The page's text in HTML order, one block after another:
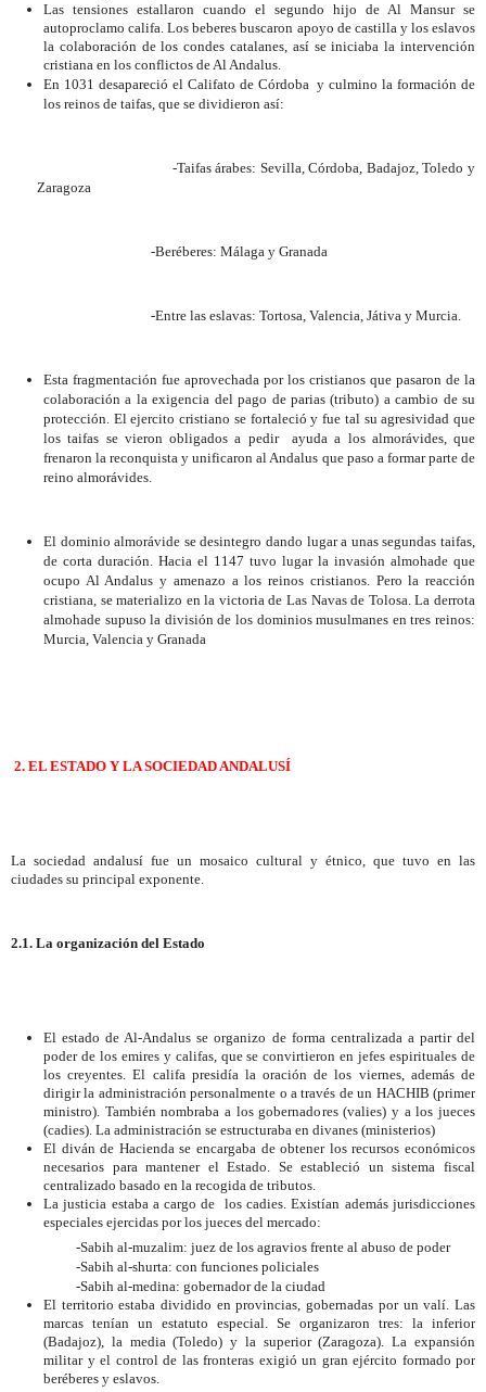
Las tensiones estallaron cuando el segundo hijo de Al Mansur se
autoproclamo califa. Los beberes buscaron apoyo de castilla y los eslavos
la colaboración de los condes catalanes, así se iniciaba la intervención
cristiana en los conflictos de Al Andalus.
En 1031 desapareció el Califato de Córdoba y culmino la formación de
los reinos de taifas, que se dividieron así:
-Taifas árabes: Sevilla, Córdoba, Badajoz, Toledo y
Zaragoza
-Beréberes: Málaga y Granada
-Entre las eslavas: Tortosa, Valencia, Játiva y Murcia.
Esta fragmentación fue aprovechada por los cristianos que pasaron de la
colaboración a la exigencia del pago de parias (tributo) a cambio de su
protección. El ejercito cristiano se fortaleció y fue tal su agresividad que
los taifas se vieron obligados a pedir
ayuda a los almorávides, que
frenaron la reconquista y unificaron al Andalus que paso a formar parte de
reino almorávides.
El dominio almorávide se desintegro dando lugar a unas segundas taifas,
de corta duración. Hacia el 1147 tuvo lugar la invasión almohade que
ocupo Al Andalus y amenazo a los reinos cristianos. Pero la reacción
cristiana, se materializo en la victoria de Las Navas de Tolosa. La derrota
almohade supuso la división de los dominios musulmanes en tres reinos:
Murcia, Valencia y Granada
2. EL ESTADO Y LA SOCIEDAD ANDALUSÍ
La sociedad andalusí fue un mosaico cultural y étnico, que tuvo en las
ciudades su principal exponente.
2.1. La organización del Estado
El estado de Al-Andalus se organizo de forma centralizada a partir del
poder de los emires y califas, que se convirtieron en jefes espirituales de
los creyentes. El califa presidía la oración de los viernes, además de
dirigir la administración personalmente o a través de un HACHIB (primer
ministro). También nombraba a los gobernadores (valies) y a los jueces
(cadies). La administración se estructuraba en divanes (ministerios)
El diván de Hacienda se encargaba de obtener los recursos económicos
necesarios para mantener el Estado. Se estableció un sistema fiscal
centralizado basado en la recogida de tributos.
La justicia estaba a cargo de los cadies. Existían además jurisdicciones
especiales ejercidas por los jueces del mercado:
-Sabih al-muzalim: juez de los agravios frente al abuso de poder
-Sabih al-shurta: con funciones policiales
-Sabih al-medina: gobernador de la ciudad
El territorio estaba dividido en provincias, gobernadas por un valí. Las
marcas tenían un estatuto especial. Se organizaron tres: la inferior
(Badajoz), la media (Toledo) y la superior (Zaragoza). La expansión
militar y el control de las fronteras exigió un gran ejército formado por
beréberes y eslavos.